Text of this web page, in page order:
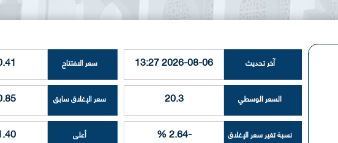
آخر تحديث 2026-08-06 13:27
السعر الوسطي 20.3
نسبة تغير سعر الإغلاق -2.64 %
سعر الافتتاح
سعر الإغلاق سابق
أعلى